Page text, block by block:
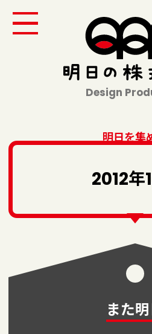
Design
明日を集
2012年
また